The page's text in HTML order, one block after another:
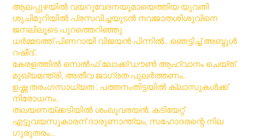
ആലപ്പുഴയിൽ വയറുവേദനയുമായെത്തിയ യുവതി
ശുചിമുറിയിൽ പ്രസവിച്ചയുടൻ നവജാതശിശുവിനെ
ജനലിലൂടെ പുറത്തെറിഞ്ഞു
ധര്‍മ്മടത്ത് പിണറായി വിജയന്‍ പിന്നില്‍.. ഞെട്ടിച്ച് അബ്ദുൾ
റഷീദ്..
കേരളത്തിൽ സെൽഫ് ലോക്ക്ഡൗൺ ആഹ്വാനം ചെയ്ത്
മുഖ്യമന്ത്രി, അതീവ ജാഗ്രത പുലർത്തണം..
ഉഷ്ണ തരംഗസാധ്യത : പത്തനംതിട്ടയില്‍ ക്ലാസുകള്‍ക്ക്
നിരോധനം..
തലയണയ്ക്കടിയില്‍ ശംഖുവരയന്‍; കടിയേറ്റ്
എട്ടുവയസുകാരന് ദാരുണാന്ത്യം, സഹോദരന്റെ നില
ഗുരുതരം…